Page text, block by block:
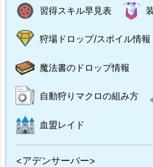
習得スキル早見表
狩場ドロップ/スポイル情報
魔法書のドロップ情報
自動狩りマクロの組み方
血盟レイド
<アデンサーバー>